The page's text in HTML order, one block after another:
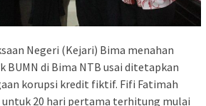
Negeri (Kejari) Bima menahan
BUMN di Bima NTB usai ditetapkan
korupsi kredit fiktif. Fifi Fatimah
20 hari pertama terhitung mulai